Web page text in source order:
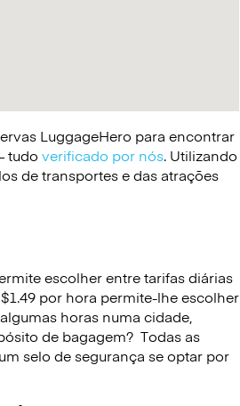
LuggageHero para encontrar
tudo verificado por nós. Utilizando
de transportes e das atrações
escolher entre tarifas diárias
por hora permite-lhe escolher
horas numa cidade,
de bagagem? Todas as
selo de segurança se optar por